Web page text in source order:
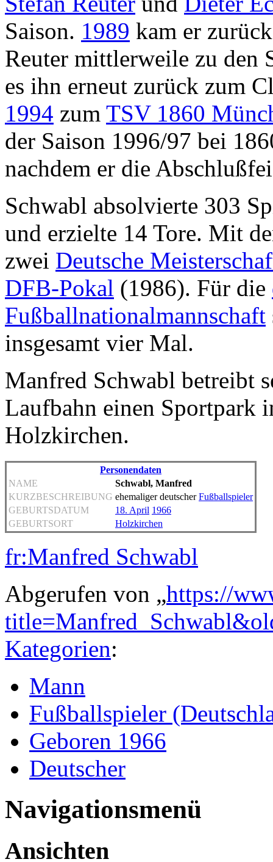
Saison. 1989 kam er
Reuter mittlerweile zu den
es ihn erneut zurück zum
1994 zum TSV 1860
der Saison 1996/97 bei
nachdem er die
Schwabl absolvierte 303
und erzielte 14 Tore. Mit
zwei Deutsche
DFB-Pokal (1986). Für die
Fußballnationalmannschaft
insgesamt vier Mal.
Manfred Schwabl betreibt
Laufbahn einen Sportpark
Holzkirchen.
Personendaten
NAME
Schwabl, Manfred
KURZBESCHREIBUNG ehemaliger deutscherFußballspieler
GEBURTSDATUM
18. April 1966
GEBURTSORT
Holzkirchen
fr:Manfred Schwabl
Abgerufen von „https://
Kategorien:
Mann
Fußballspieler
Geboren 1966
Deutscher
Navigationsmenü
Ansichten